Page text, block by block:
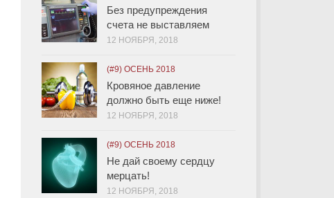
Без предупреждения
счета не выставляем
12 НОЯБРЯ, 2018
(#9) ОСЕНЬ 2018
Кровяное давление
должно быть еще ниже!
12 НОЯБРЯ, 2018
(#9) ОСЕНЬ 2018
Не дай своему сердцу
мерцать!
12 НОЯБРЯ, 2018